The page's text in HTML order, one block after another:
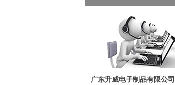
广东升威电子制品有限公司